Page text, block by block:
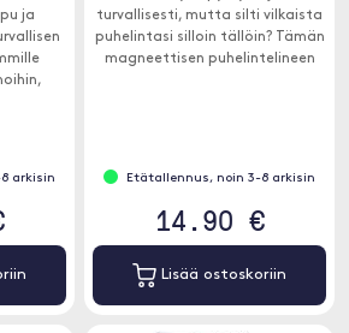
ja
arkisin
turvallisesti, mutta silti vilkaista
puhelintasi silloin tällöin? Tämän
magneettisen puhelintelineen
Etätallennus, noin 3-8 arkisin
14.90 €
Lisää ostoskoriin